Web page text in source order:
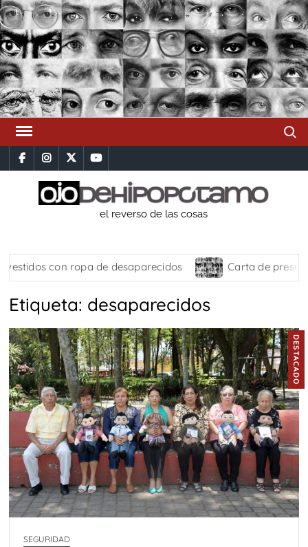
Saltar
al
contenido
facebookinstagram
x youtube
el reverso de las cosas
con ropa de desaparecidos Carta de
Etiqueta: desaparecidos
DESTACADO
SEGURIDAD